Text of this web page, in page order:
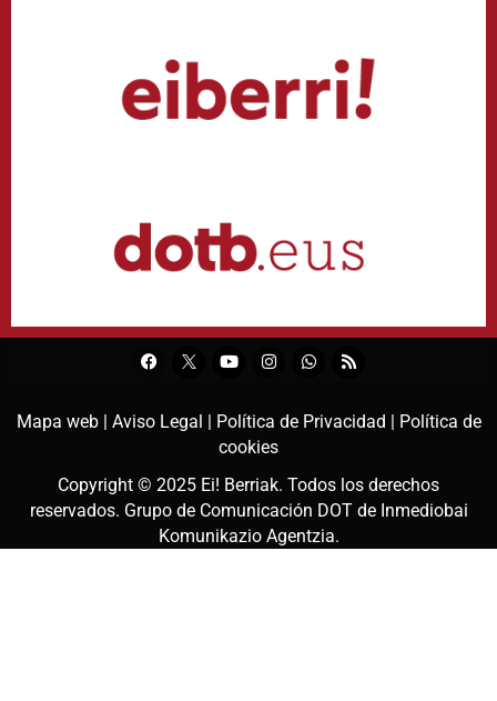
Mapa web | Aviso Legal | Política de Privacidad | Política de
cookies
Copyright © 2025 Ei! Berriak. Todos los derechos
reservados. Grupo de Comunicación DOT de Inmediobai
Komunikazio Agentzia.